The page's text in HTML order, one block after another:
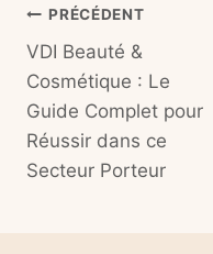
Navigation
de
l’article
PRÉCÉDENT
VDI Beauté &
Cosmétique : Le
Guide Complet pour
Réussir dans ce
Secteur Porteur